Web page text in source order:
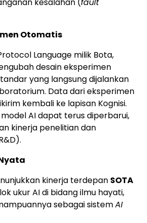
Otomatis
Language milik Bota,
desain eksperimen
yang langsung dijalankan
Data dari eksperimen
kembali ke lapisan Kognisi.
AI dapat terus diperbarui,
kinerja penelitian dan
kinerja terdepan SOTA
ukur AI di bidang ilmu hayati,
sebagai sistemAI